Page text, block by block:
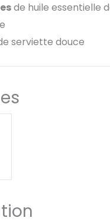
de huile essentielle
serviette douce